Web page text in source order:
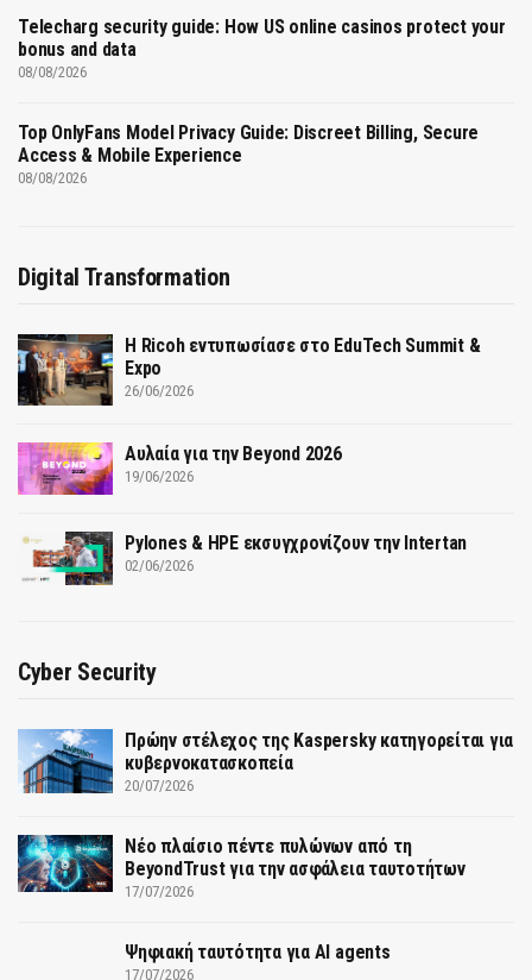
Telecharg security guide: How US online casinos protect your
bonus and data
08/08/2026
Top OnlyFans Model Privacy Guide: Discreet Billing, Secure
Access & Mobile Experience
08/08/2026
Digital Transformation
Η Ricoh εντυπωσίασε στο EduTech Summit &
Expo
26/06/2026
Αυλαία για την Beyond 2026
19/06/2026
Pylones & HPE εκσυγχρονίζουν την Intertan
02/06/2026
Cyber Security
Πρώην στέλεχος της Kaspersky κατηγορείται για
κυβερνοκατασκοπεία
20/07/2026
Νέο πλαίσιο πέντε πυλώνων από τη
BeyondTrust για την ασφάλεια ταυτοτήτων
17/07/2026
Ψηφιακή ταυτότητα για AI agents
17/07/2026